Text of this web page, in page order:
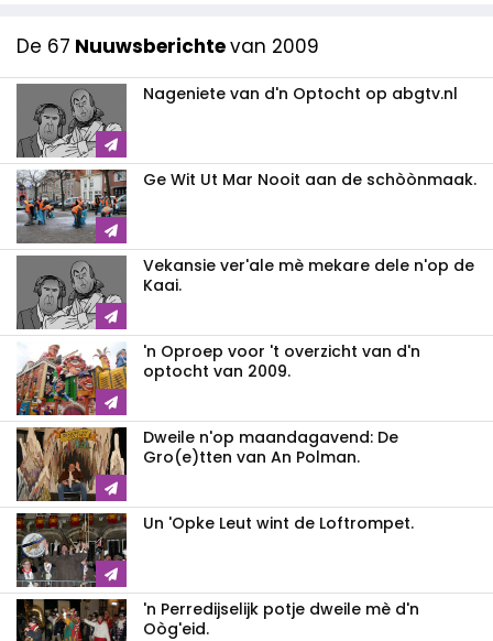
De 67 Nuuwsberichtevan 2009
Nageniete van d'n Optocht op abgtv.nl
Ge Wit Ut Mar Nooit aan de schòònmaak.
Vekansie ver'ale mè mekare dele n'op de
Kaai.
'n Oproep voor 't overzicht van d'n
optocht van 2009.
Dweile n'op maandagavend: De
Gro(e)tten van An Polman.
Un 'Opke Leut wint de Loftrompet.
'n Perredijselijk potje dweile mè d'n
Oòg'eid.